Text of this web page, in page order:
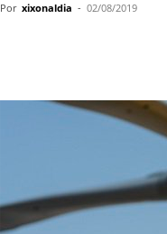
Por xixonaldia - 02/08/2019